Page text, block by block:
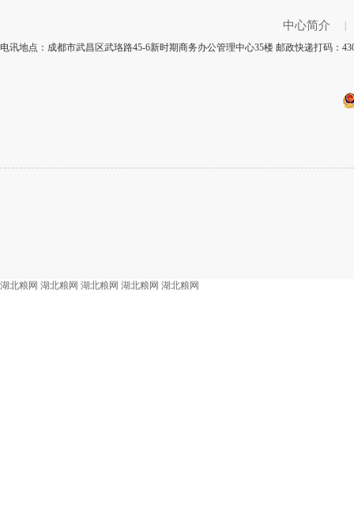
中心简介
电讯地点：成都市武昌区武珞路45-6新时期商务办公管理中心35楼 邮政快递打码：
湖北粮网 湖北粮网 湖北粮网 湖北粮网 湖北粮网